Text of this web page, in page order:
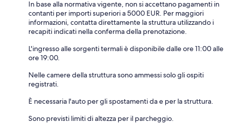
In base alla normativa vigente, non si accettano pagamenti in
contanti per importi superiori a 5000 EUR. Per maggiori
informazioni, contatta direttamente la struttura utilizzando i
recapiti indicati nella conferma della prenotazione.
L'ingresso alle sorgenti termali è disponibile dalle ore 11:00 alle
ore 19:00.
Nelle camere della struttura sono ammessi solo gli ospiti
registrati.
È necessaria l'auto per gli spostamenti da e per la struttura.
Sono previsti limiti di altezza per il parcheggio.